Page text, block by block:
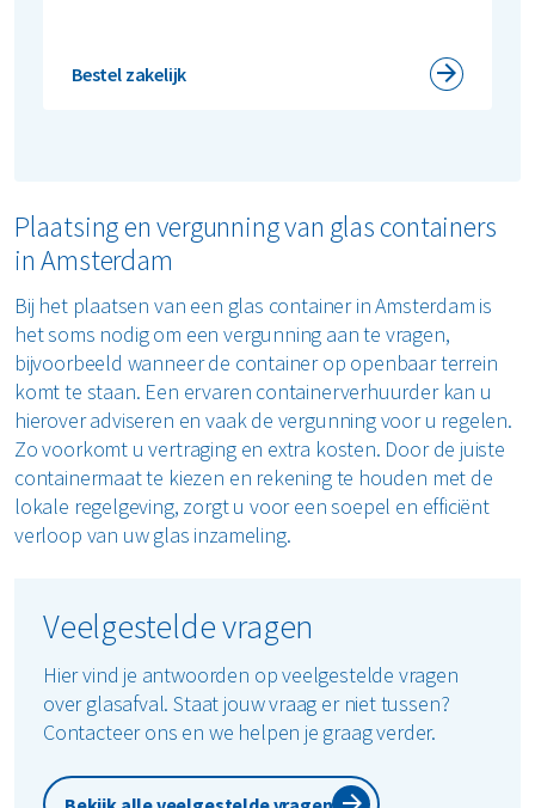
Bestel zakelijk
Plaatsing en vergunning van glas containers
in Amsterdam
Bij het plaatsen van een glas container in Amsterdam is
het soms nodig om een vergunning aan te vragen,
bijvoorbeeld wanneer de container op openbaar terrein
komt te staan. Een ervaren containerverhuurder kan u
hierover adviseren en vaak de vergunning voor u regelen.
Zo voorkomt u vertraging en extra kosten. Door de juiste
containermaat te kiezen en rekening te houden met de
lokale regelgeving, zorgt u voor een soepel en efficiënt
verloop van uw glas inzameling.
Veelgestelde vragen
Hier vind je antwoorden op veelgestelde vragen
over glasafval. Staat jouw vraag er niet tussen?
Contacteer ons en we helpen je graag verder.